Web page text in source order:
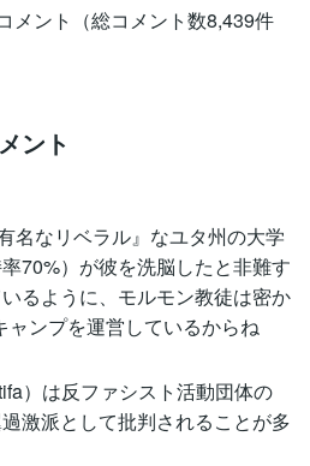
メント（総コメント数8,439件
ント
名なリベラル』なユタ州の大学
70%）が彼を洗脳したと非難す
るように、モルモン教徒は密か
ャンプを運営しているからね
）は反ファシスト活動団体の
激派として批判されることが多